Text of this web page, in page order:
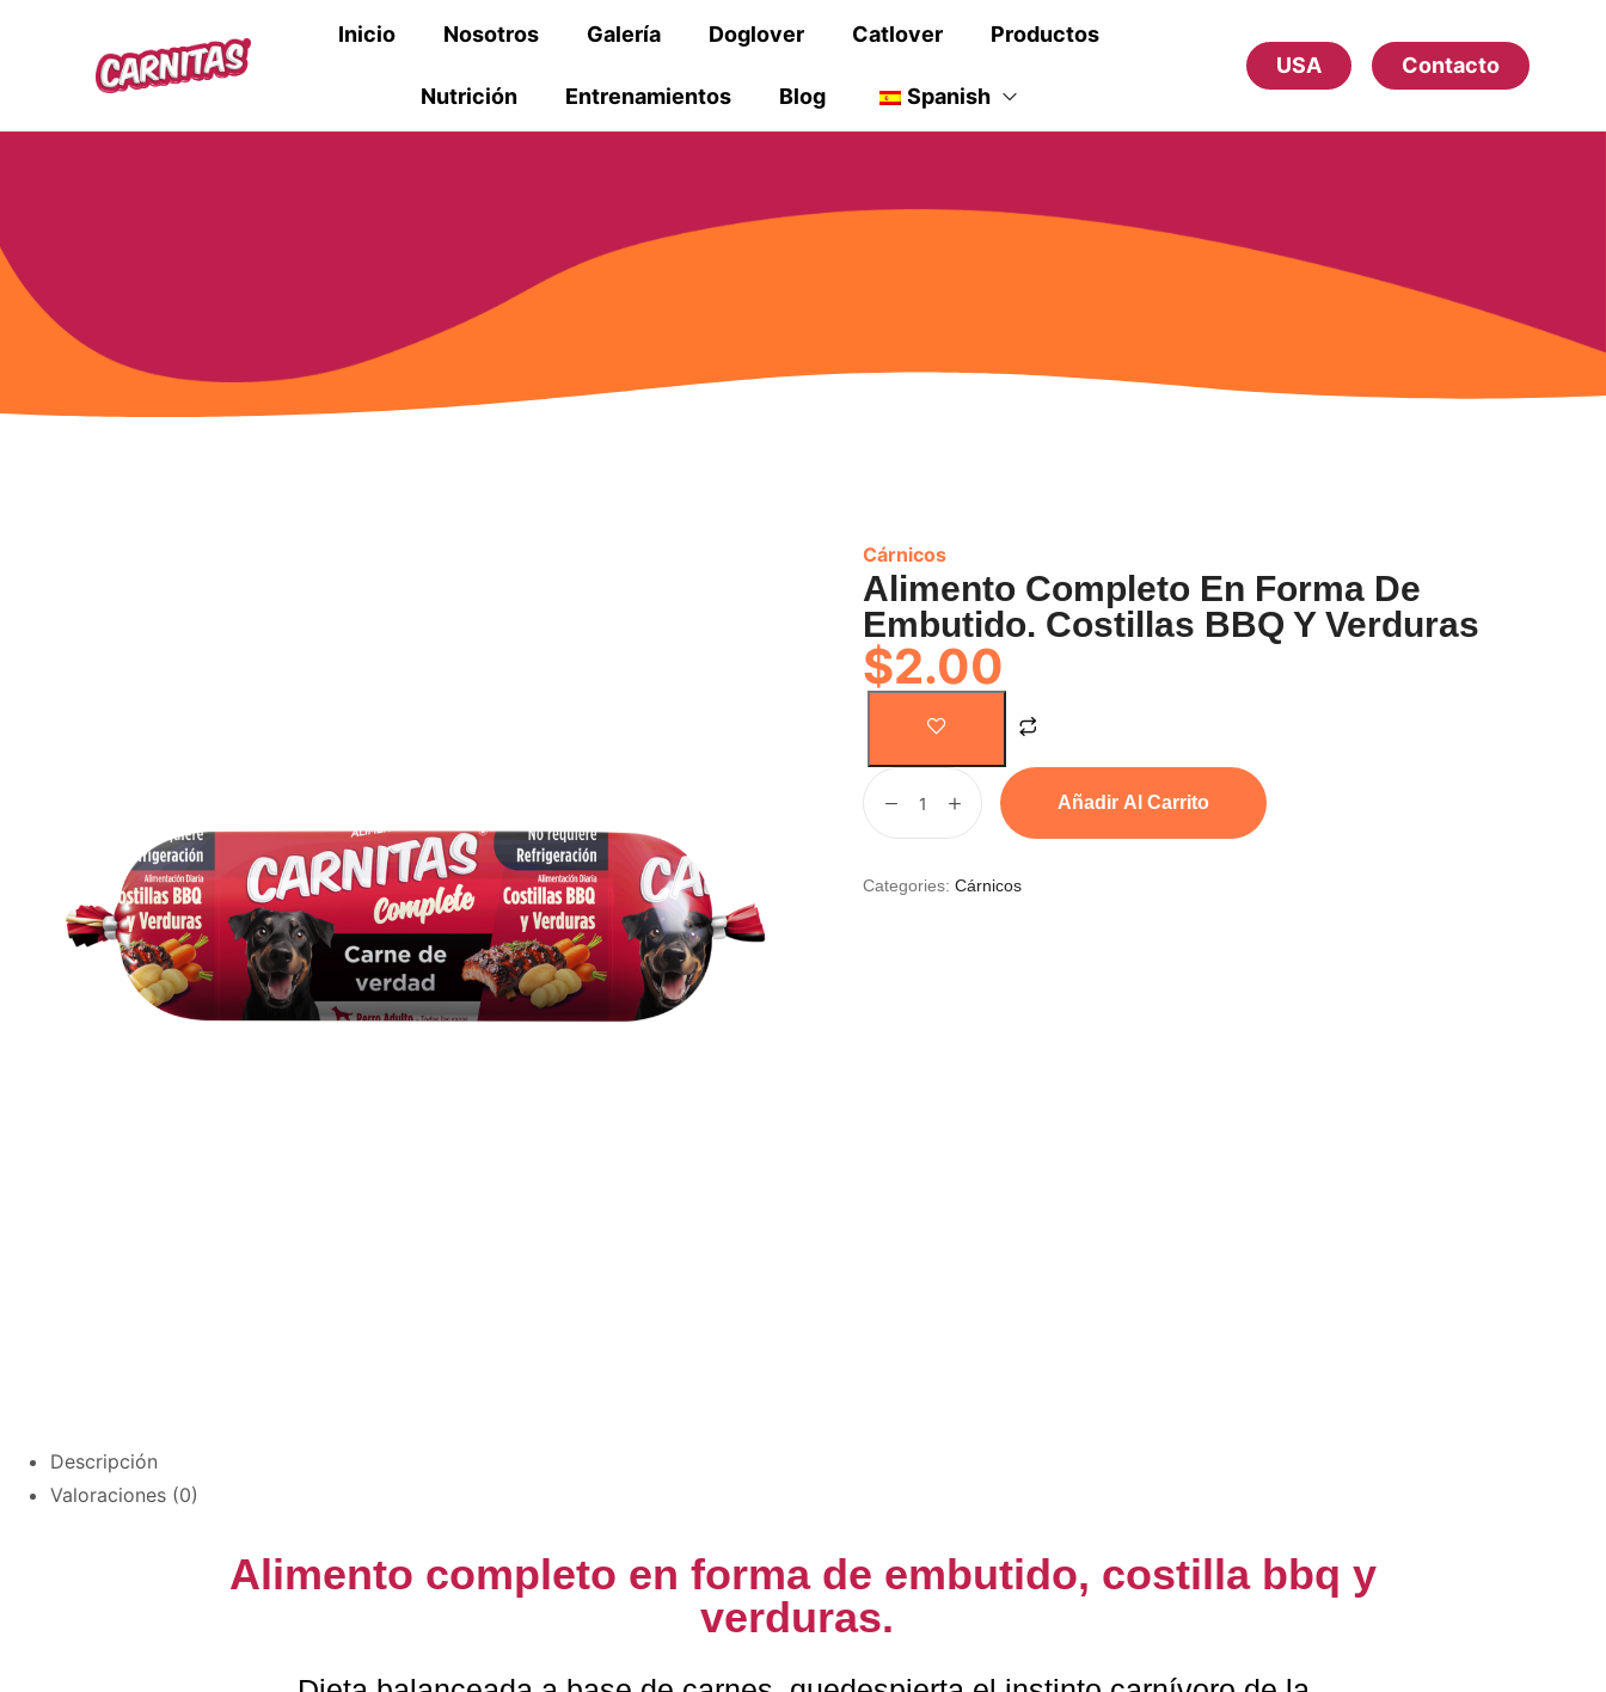
Inicio Nosotros Galería Doglover Catlover Productos
Nutrición Entrenamientos Blog Spanish
USA Contacto
Cárnicos
Alimento Completo En Forma De
Embutido. Costillas BBQ Y Verduras
$2.00
Añadir Al Carrito
Categories: Cárnicos
Descripción
Valoraciones (0)
Alimento completo en forma de embutido, costilla bbq y
verduras.